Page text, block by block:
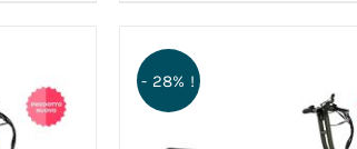
- 28% !